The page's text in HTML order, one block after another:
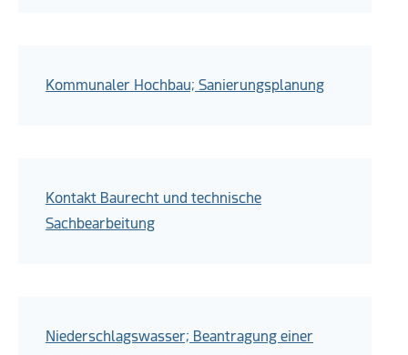
Kommunaler Hochbau; Sanierungsplanung
Kontakt Baurecht und technische
Sachbearbeitung
Niederschlagswasser; Beantragung einer